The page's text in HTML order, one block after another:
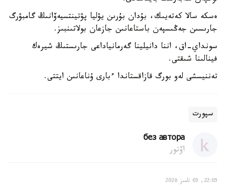
ەسكە سالا كەتەيىك، بۇدان بۇرىن يۋليا پۋتينتسيەۆانىڭ گامبۋرگ
جارىسىن جەڭىسپەن باستاعانىن جازعان بولاتىنبىز.
سونداي-اق، اننا دانيلينا گەرمانياداعى جارىستىڭ شيرەك
فينالىنا شىقتى.
تەننيسشى لەو بورگ قازاقستاندا ءبارى ۇناعانىن ايتتى.
سپورت
без автора
اۆتور
22:05, 05 تامىز 2026